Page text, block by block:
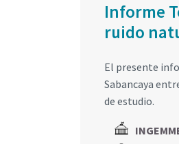
Informe
ruido
El presente
Sabancaya
de estudio.